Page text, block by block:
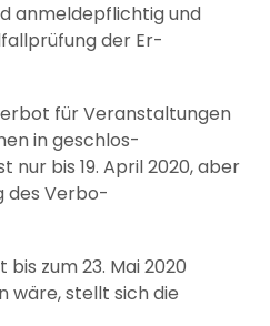
anmeldepflichtig und
der Er-
für Veranstaltungen
in geschlos-
nur bis 19. April 2020, aber
des Verbo-
zum 23. Mai 2020
wäre, stellt sich die